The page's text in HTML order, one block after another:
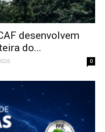
desenvolvem
do...
0